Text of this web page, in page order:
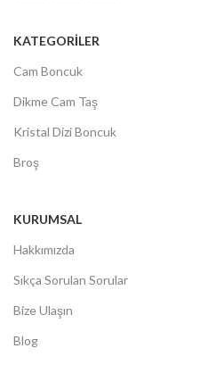
KATEGORILER
Cam Boncuk
Dikme Cam Taş
Kristal Dizi Boncuk
Broş
KURUMSAL
Hakkımızda
Sıkça Sorulan Sorular
Bize Ulaşın
Blog